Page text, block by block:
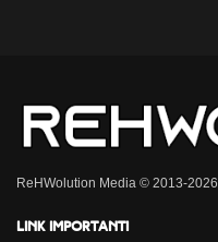
ReHWolution Media © 2013-2026
Link importanti